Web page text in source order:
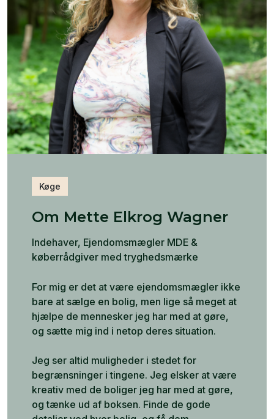
Køge
Om Mette Elkrog Wagner
Indehaver, Ejendomsmægler MDE &
køberrådgiver med tryghedsmærke
For mig er det at være ejendomsmægler ikke
bare at sælge en bolig, men lige så meget at
hjælpe de mennesker jeg har med at gøre,
og sætte mig ind i netop deres situation.
Jeg ser altid muligheder i stedet for
begrænsninger i tingene. Jeg elsker at være
kreativ med de boliger jeg har med at gøre,
og tænke ud af boksen. Finde de gode